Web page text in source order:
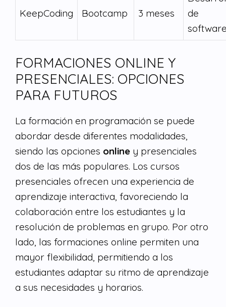
KeepCoding Bootcamp 3 meses
de
FORMACIONES ONLINE Y
PRESENCIALES: OPCIONES
PARA FUTUROS
La formación en programación se puede
abordar desde diferentes modalidades,
siendo las opciones online y presenciales
dos de las más populares. Los cursos
presenciales ofrecen una experiencia de
aprendizaje interactiva, favoreciendo la
colaboración entre los estudiantes y la
resolución de problemas en grupo. Por otro
lado, las formaciones online permiten una
mayor flexibilidad, permitiendo a los
estudiantes adaptar su ritmo de aprendizaje
a sus necesidades y horarios.